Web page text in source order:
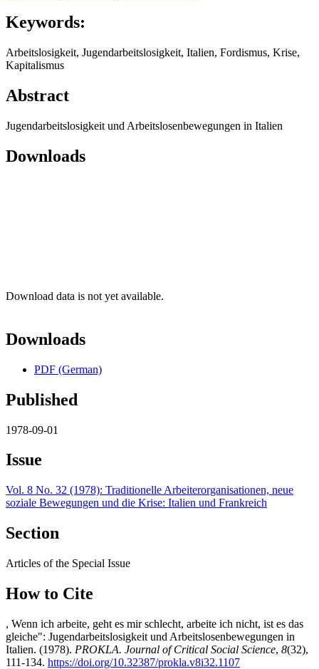
Keywords:
Arbeitslosigkeit, Jugendarbeitslosigkeit, Italien, Fordismus, Krise,
Kapitalismus
Abstract
Jugendarbeitslosigkeit und Arbeitslosenbewegungen in Italien
Downloads
Download data is not yet available.
Downloads
PDF (German)
Published
1978-09-01
Issue
Vol. 8 No. 32 (1978): Traditionelle Arbeiterorganisationen, neue
soziale Bewegungen und die Krise: Italien und Frankreich
Section
Articles of the Special Issue
How to Cite
, Wenn ich arbeite, geht es mir schlecht, arbeite ich nicht, ist es das
gleiche": Jugendarbeitslosigkeit und Arbeitslosenbewegungen in
Italien. (1978). PROKLA. Journal of Critical Social Science, 8(32),
111-134. https://doi.org/10.32387/prokla.v8i32.1107